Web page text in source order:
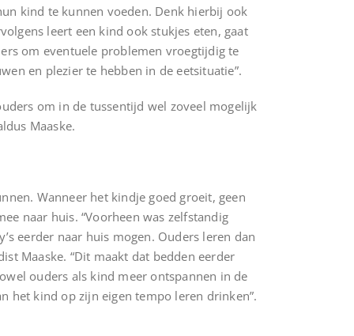
kind te kunnen voeden. Denk hierbij ook
leert een kind ook stukjes eten, gaat
om eventuele problemen vroegtijdig te
en plezier te hebben in de eetsituatie”.
om in de tussentijd wel zoveel mogelijk
Maaske.
Wanneer het kindje goed groeit, geen
naar huis. “Voorheen was zelfstandig
eerder naar huis mogen. Ouders leren dan
Maaske. “Dit maakt dat bedden eerder
ouders als kind meer ontspannen in de
het kind op zijn eigen tempo leren drinken”.